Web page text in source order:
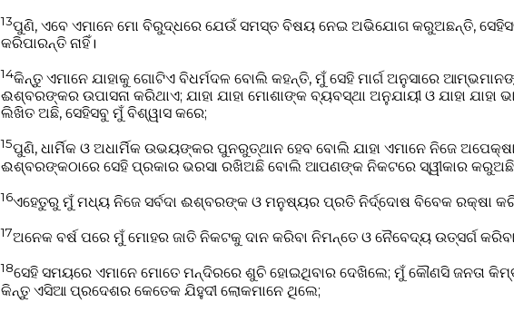
13ପୁଣି, ଏବେ ଏମାନେ ମୋ ବିରୁଦ୍ଧରେ ଯେଉଁ ସମସ୍ତ ବିଷୟ ନେଇ ଅଭିଯୋଗ କରୁଅଛନ୍ତି,
କରିପାରନ୍ତି ନାହିଁ।
14କିନ୍ତୁ ଏମାନେ ଯାହାକୁ ଗୋଟିଏ ବିଧର୍ମଦଳ ବୋଲି କହନ୍ତି, ମୁଁ ସେହି ମାର୍ଗ ଅନୁସାରେ
ଈଶ୍ବରଙ୍କର ଉପାସନା କରିଥାଏ; ଯାହା ଯାହା ମୋଶାଙ୍କ ବ୍ୟବସ୍ଥା ଅନୁଯାୟୀ ଓ ଯାହା ଯାହା
ଲିଖିତ ଅଛି, ସେହିସବୁ ମୁଁ ବିଶ୍ୱାସ କରେ;
15ପୁଣି, ଧାର୍ମିକ ଓ ଅଧାର୍ମିକ ଉଭୟଙ୍କର ପୁନରୁତ୍ଥାନ ହେବ ବୋଲି ଯାହା ଏମାନେ ନିଜେ
ଈଶ୍ବରଙ୍କଠାରେ ସେହି ପ୍ରକାର ଭରସା ରଖିଅଛି ବୋଲି ଆପଣଙ୍କ ନିକଟରେ ସ୍ୱୀକାର
16ଏହେତୁରୁ ମୁଁ ମଧ୍ୟ ନିଜେ ସର୍ବଦା ଈଶ୍ବରଙ୍କ ଓ ମନୁଷ୍ୟର ପ୍ରତି ନିର୍ଦ୍ଦୋଷ ବିବେକ ରକ୍ଷା
17ଅନେକ ବର୍ଷ ପରେ ମୁଁ ମୋହର ଜାତି ନିକଟକୁ ଦାନ କରିବା ନିମନ୍ତେ ଓ ନୈବେଦ୍ୟ ଉତ୍ସର୍ଗ
18ସେହି ସମୟରେ ଏମାନେ ମୋତେ ମନ୍ଦିରରେ ଶୁଚି ହୋଇଥିବାର ଦେଖିଲେ; ମୁଁ କୌଣସି ଜନତା
କିନ୍ତୁ ଏସିଆ ପ୍ରଦେଶର କେତେକ ଯିହୁଦୀ ଲୋକମାନେ ଥିଲେ;